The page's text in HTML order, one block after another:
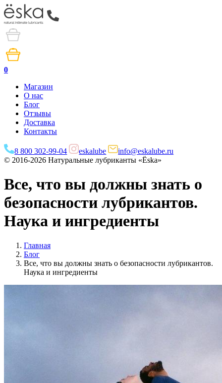
0
Магазин
О нас
Блог
Отзывы
Доставка
Контакты
8 800 302-99-04 eskalube
info@eskalube.ru
© 2016-2026 Натуральные лубриканты «Ёska»
Все, что вы должны знать о
безопасности лубрикантов.
Наука и ингредиенты
Главная
Блог
Все, что вы должны знать о безопасности лубрикантов.
Наука и ингредиенты